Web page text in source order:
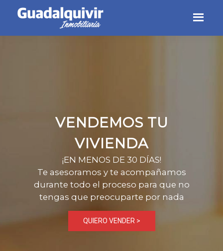
VENDEMOS TU
VIVIENDA
¡EN MENOS DE 30 DÍAS!
Te asesoramos y te acompañamos
durante todo el proceso para que no
tengas que preocuparte por nada
QUIERO VENDER >